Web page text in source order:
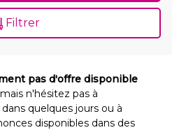
Filtrer
pas d'offre disponible
n'hésitez pas à
quelques jours ou à
disponibles dans des